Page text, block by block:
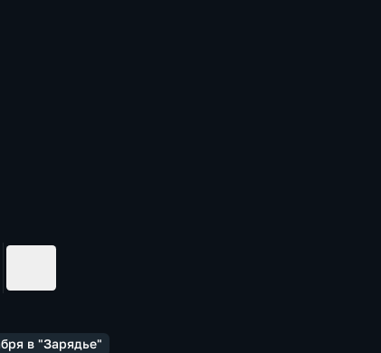
в "Зарядье"